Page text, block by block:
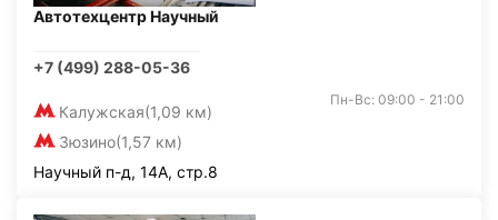
Автотехцентр Научный
+7 (499) 288-05-36
Калужская(1,09 км)
Зюзино(1,57 км)
Пн-Вс: 09:00 - 21:00
Научный п-д, 14А, стр.8